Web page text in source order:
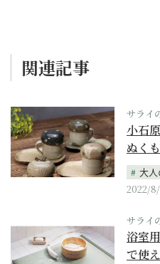
関連記事
サライ
小石
ぬく
大
2022/
サライ
浴室
で使